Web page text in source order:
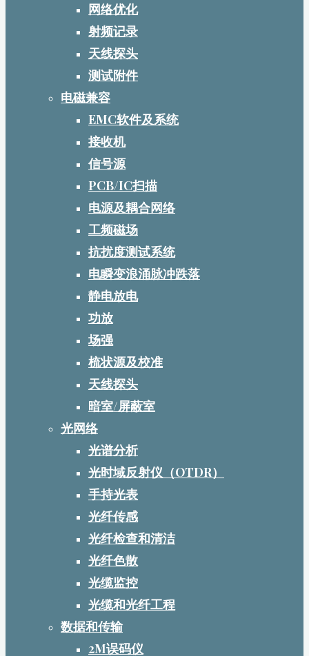
网络优化
射频记录
天线探头
测试附件
电磁兼容
EMC软件及系统
接收机
信号源
PCB/IC扫描
电源及耦合网络
工频磁场
抗扰度测试系统
电瞬变浪涌脉冲跌落
静电放电
功放
场强
梳状源及校准
天线探头
暗室/屏蔽室
光网络
光谱分析
光时域反射仪（OTDR）
手持光表
光纤传感
光纤检查和清洁
光纤色散
光缆监控
光缆和光纤工程
数据和传输
2M误码仪